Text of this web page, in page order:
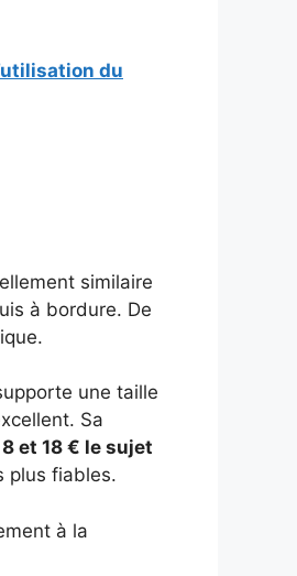
du
similaire
à bordure. De
une taille
Sa
et 18 € le sujet
plus fiables.
à la